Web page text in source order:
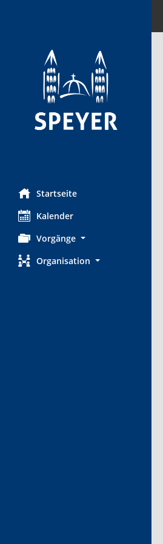
Startseite
Kalender
Vorgänge
Organisation